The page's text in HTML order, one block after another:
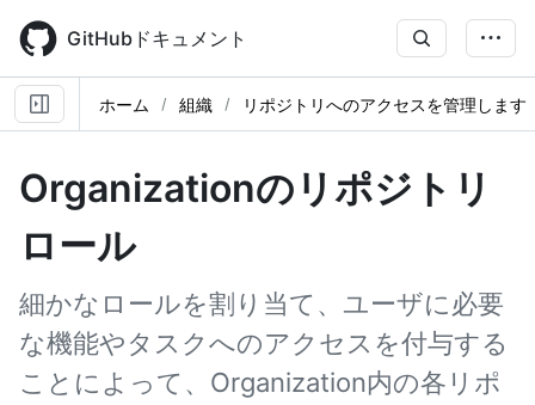
main
content
GitHubドキュメント
ホーム 組織 リポジトリへのアクセスを管理します
Organizationのリポジトリ
ロール
細かなロールを割り当て、ユーザに必要
な機能やタスクへのアクセスを付与する
ことによって、Organization内の各リポ